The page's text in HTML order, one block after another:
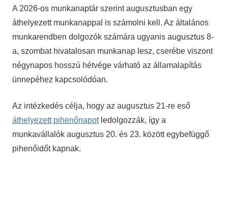
A 2026-os munkanaptár szerint augusztusban egy
áthelyezett munkanappal is számolni kell. Az általános
munkarendben dolgozók számára ugyanis augusztus 8-
a, szombat hivatalosan munkanap lesz, cserébe viszont
négynapos hosszú hétvége várható az államalapítás
ünnepéhez kapcsolódóan.
Az intézkedés célja, hogy az augusztus 21-re eső
áthelyezett pihenőnapotledolgozzák, így a
munkavállalók augusztus 20. és 23. között egybefüggő
pihenőidőt kapnak.